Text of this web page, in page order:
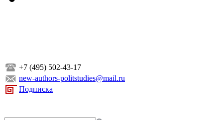
+7 (495) 502-43-17
new-authors-politstudies@mail.ru
Подписка